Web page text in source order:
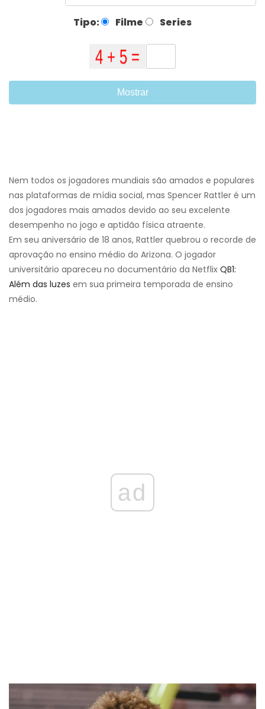
Tipo: Filme Series
Mostrar
Nem todos os jogadores mundiais são amados e populares
nas plataformas de mídia social, mas Spencer Rattler é um
dos jogadores mais amados devido ao seu excelente
desempenho no jogo e aptidão física atraente.
Em seu aniversário de 18 anos, Rattler quebrou o recorde de
aprovação no ensino médio do Arizona. O jogador
universitário apareceu no documentário da Netflix QB1:
Além das luzes em sua primeira temporada de ensino
médio.
ad